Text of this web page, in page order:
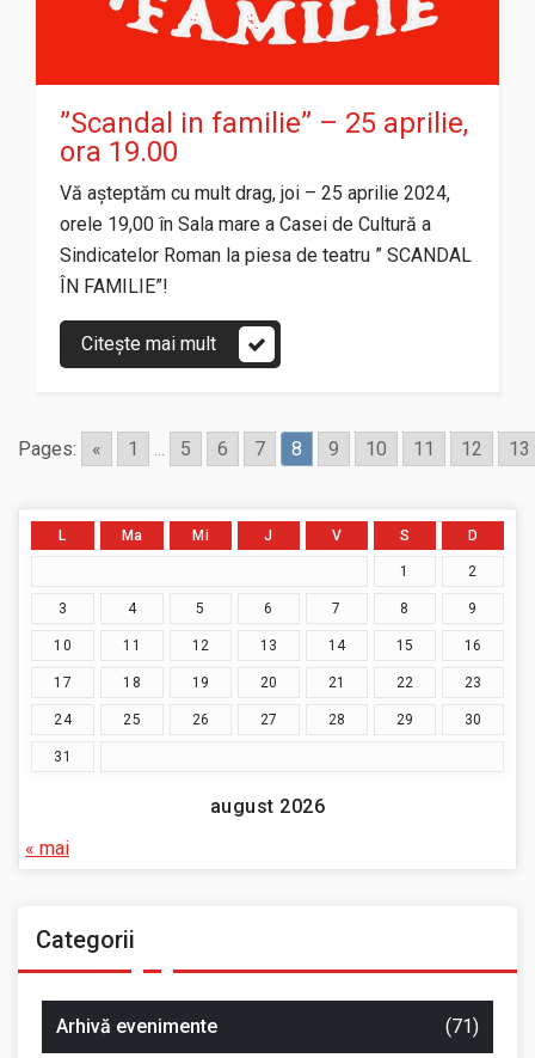
”Scandal in familie” – 25 aprilie,
ora 19.00
Vă așteptăm cu mult drag, joi – 25 aprilie 2024,
orele 19,00 în Sala mare a Casei de Cultură a
Sindicatelor Roman la piesa de teatru ” SCANDAL
ÎN FAMILIE”!
Citește mai mult
Pages: « 1 ... 5 6 7 8 9 10 11 12 13
august 2026
L Ma Mi J V S D
1 2
3 4 5 6 7 8 9
10 11 12 13 14 15 16
17 18 19 20 21 22 23
24 25 26 27 28 29 30
31
« mai
Categorii
Arhivă evenimente (71)